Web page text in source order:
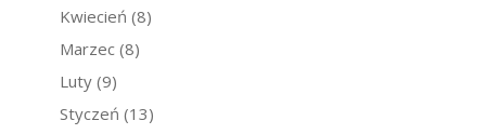
Kwiecień (8)
Marzec (8)
Luty (9)
Styczeń (13)